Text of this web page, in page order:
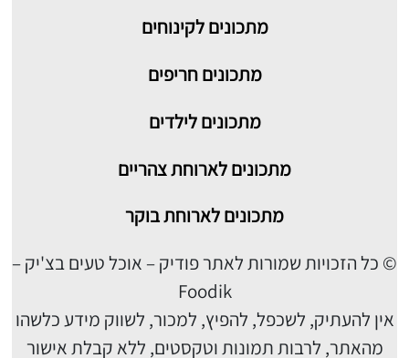
מתכונים לקינוחים
מתכונים חריפים
מתכונים לילדים
מתכונים לארוחת צהריים
מתכונים לארוחת בוקר
© כל הזכויות שמורות לאתר פודיק – אוכל טעים בצ'יק –
Foodik
אין להעתיק, לשכפל, להפיץ, למכור, לשווק מידע כלשהו
מהאתר, לרבות תמונות וטקסטים, ללא קבלת אישור